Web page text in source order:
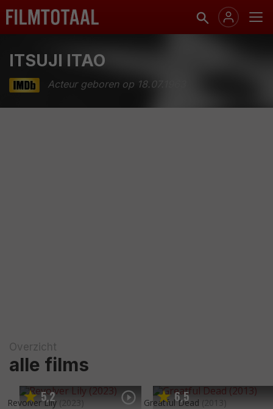
ITSUJI ITAO
Acteur geboren op 18.07.1963
Overzicht
alle films
5,2
Revolver Lily (2023) 6,5
Greatful Dead (2013)